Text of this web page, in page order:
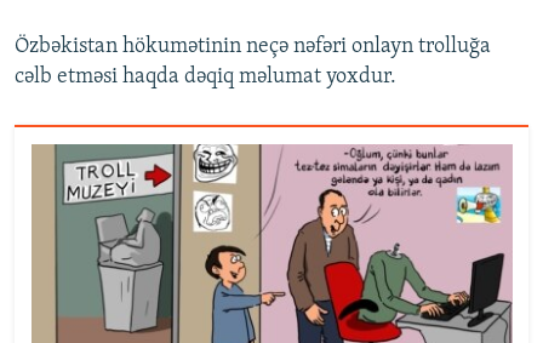
Özbəkistan hökumətinin neçə nəfəri onlayn trolluğa
cəlb etməsi haqda dəqiq məlumat yoxdur.